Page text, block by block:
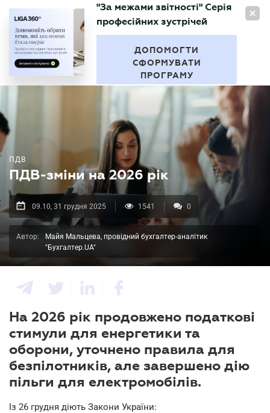
UA
БУХГАЛТЕР
"За межами звітності" Серія
професійних зустрічей
ДОПОМОГТИ
СФОРМУВАТИ
ПРОГРАМУ
ПДВ
ПДВ-зміни на 2026 рік
09.10, 31 грудня 2025 1541 0
Автор:
Майя Мальцева, провідний бухгалтер-аналітик
"Бухгалтер.UA"
На 2026 рік продовжено податкові
стимули для енергетики та
оборони, уточнено правила для
безпілотників, але завершено дію
пільги для електромобілів.
Із 26 грудня діють Закони України: